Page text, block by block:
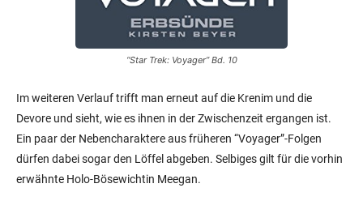
“Star Trek: Voyager” Bd. 10
Im weiteren Verlauf trifft man erneut auf die Krenim und die
Devore und sieht, wie es ihnen in der Zwischenzeit ergangen ist.
Ein paar der Nebencharaktere aus früheren “Voyager”-Folgen
dürfen dabei sogar den Löffel abgeben. Selbiges gilt für die vorhin
erwähnte Holo-Bösewichtin Meegan.